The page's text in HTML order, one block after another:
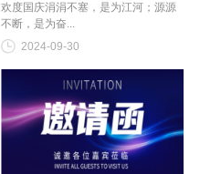
欢度国庆涓涓不塞，是为江河；源源
不断，是为奋...
2024-09-30